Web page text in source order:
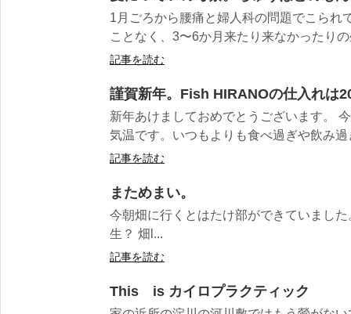
1月ごろから腰痛と婦人科の問題でこられ
ことなく、3〜6か月来たり来なかったり
記事を読む
謹賀新年。Fish HIRANOの仕入れは
新年あけましておめでとうございます。
気温です。いつもよりも食べ過ぎや飲み
記事を読む
まためまい。
今朝畑に行くとはたけ部ができていまし
生？ 畑l...
記事を読む
This is カイロプラクティック